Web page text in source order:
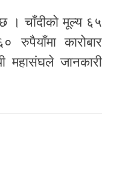
। चाँदीको मूल्य ६५
रुपैयाँमा कारोबार
महासंघले जानकारी